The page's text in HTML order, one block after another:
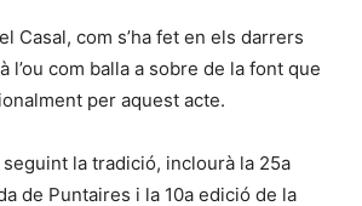
Casal, com s’ha fet en els darrers
l’ou com balla a sobre de la font que
per aquest acte.
la tradició, inclourà la 25a
de Puntaires i la 10a edició de la